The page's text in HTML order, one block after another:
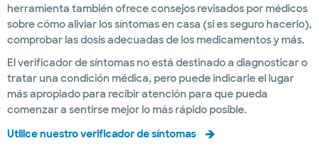
herramienta también ofrece consejos revisados por médicos
sobre cómo aliviar los síntomas en casa (si es seguro hacerlo),
comprobar las dosis adecuadas de los medicamentos y más.
El verificador de síntomas no está destinado a diagnosticar o
tratar una condición médica, pero puede indicarle el lugar
más apropiado para recibir atención para que pueda
comenzar a sentirse mejor lo más rápido posible.
Utilice nuestro verificador de síntomas